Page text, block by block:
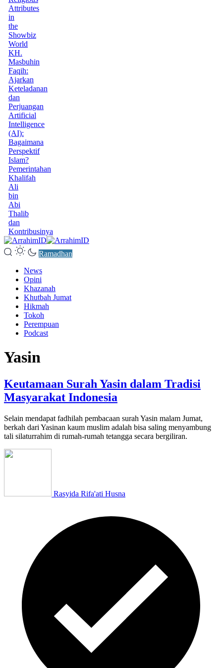
Attributes
in
the
Showbiz
World
KH.
Masbuhin
Faqih:
Ajarkan
Keteladanan
dan
Perjuangan
Artificial
Intelligence
(AI):
Bagaimana
Perspektif
Islam?
Pemerintahan
Khalifah
Ali
bin
Abi
Thalib
dan
Kontribusinya
Ramadhan
News
Opini
Khazanah
Khutbah Jumat
Hikmah
Tokoh
Perempuan
Podcast
Yasin
Keutamaan Surah Yasin dalam Tradisi
Masyarakat Indonesia
Selain mendapat fadhilah pembacaan surah Yasin malam Jumat,
berkah dari Yasinan kaum muslim adalah bisa saling menyambung
tali silaturrahim di rumah-rumah tetangga secara bergiliran.
Rasyida Rifa'ati Husna